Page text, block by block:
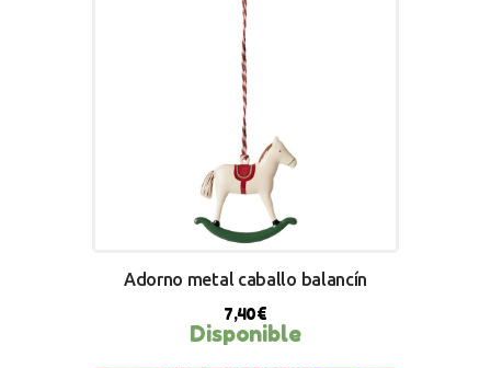
Adorno metal caballo balancín
7,40€
Disponible